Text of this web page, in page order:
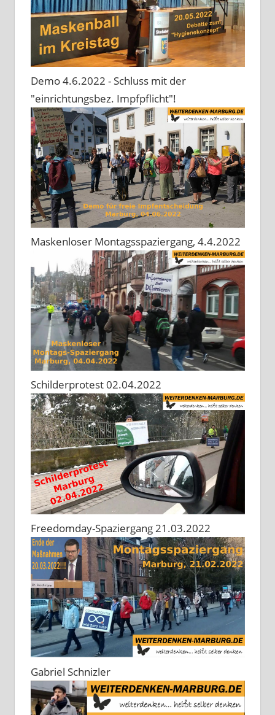
Demo 4.6.2022 - Schluss mit der
"einrichtungsbez. Impfpflicht"!
Maskenloser Montagsspaziergang, 4.4.2022
Schilderprotest 02.04.2022
Freedomday-Spaziergang 21.03.2022
Gabriel Schnizler